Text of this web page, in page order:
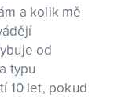
a kolik mě
od
typu
10 let, pokud